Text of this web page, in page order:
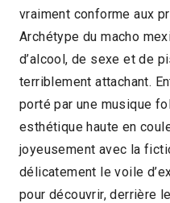
vraiment conforme aux
Archétype du macho
d’alcool, de sexe et de
terriblement attachant.
porté par une musique
esthétique haute en
joyeusement avec la
délicatement le voile
pour découvrir, derrière